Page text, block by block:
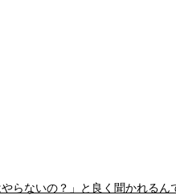
らないの？」と良く聞かれるん